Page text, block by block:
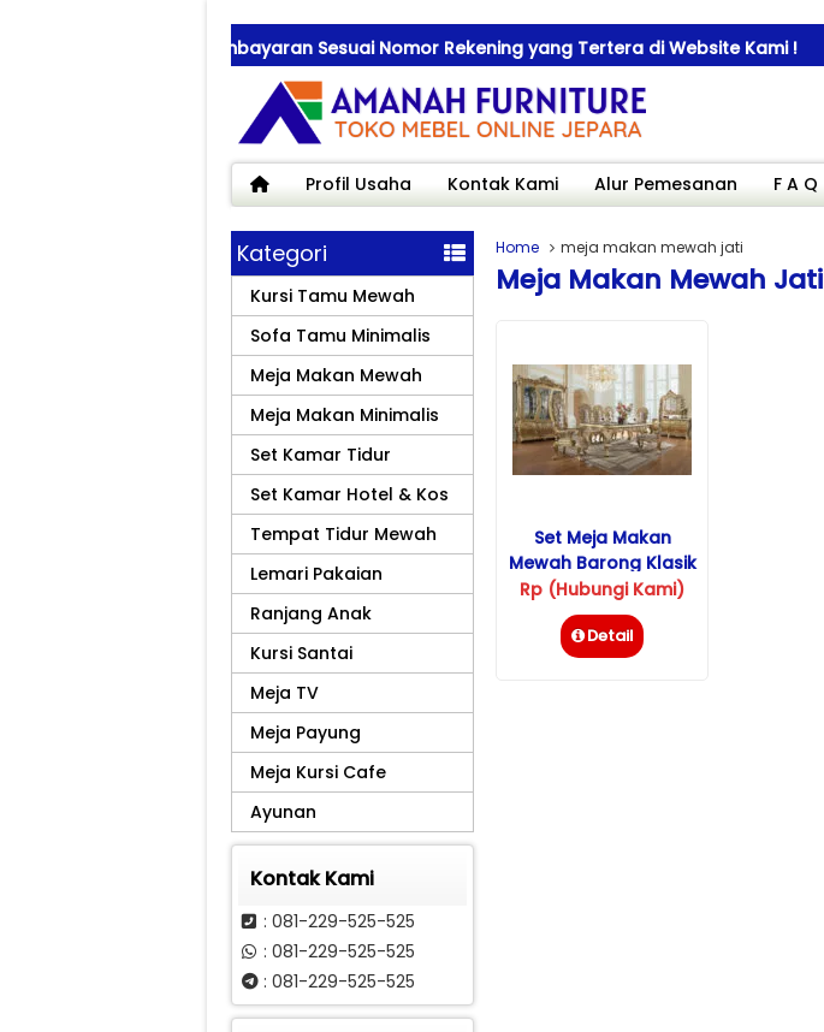
Saat Transfer Pembayaran Sesuai Nomor Rekening yang Tertera di Website Kami !
Profil Usaha Kontak Kami Alur Pemesanan F A Q
Home meja makan mewah jati
Meja Makan Mewah Jati
Set Meja Makan
Mewah Barong Klasik
Ukiran Jepara
Rp (Hubungi Kami)
Detail
Kategori
Kursi Tamu Mewah
Sofa Tamu Minimalis
Meja Makan Mewah
Meja Makan Minimalis
Set Kamar Tidur
Set Kamar Hotel & Kos
Tempat Tidur Mewah
Lemari Pakaian
Ranjang Anak
Kursi Santai
Meja TV
Meja Payung
Meja Kursi Cafe
Ayunan
Kontak Kami
: 081-229-525-525
: 081-229-525-525
: 081-229-525-525